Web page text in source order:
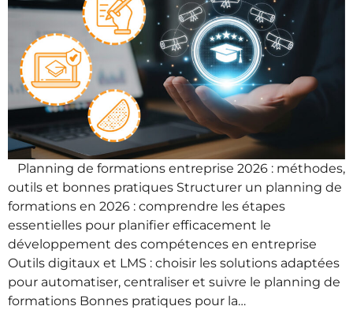
Planning de formations entreprise 2026 : méthodes,
outils et bonnes pratiques Structurer un planning de
formations en 2026 : comprendre les étapes
essentielles pour planifier efficacement le
développement des compétences en entreprise
Outils digitaux et LMS : choisir les solutions adaptées
pour automatiser, centraliser et suivre le planning de
formations Bonnes pratiques pour la…